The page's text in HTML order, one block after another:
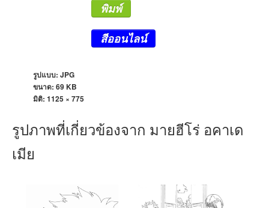
พิมพ์
สีออนไลน์
รูปแบบ: JPG
ขนาด: 69 KB
มิติ: 1125 × 775
รูปภาพที่เกี่ยวข้องจาก มายฮีโร่ อคาเด
เมีย